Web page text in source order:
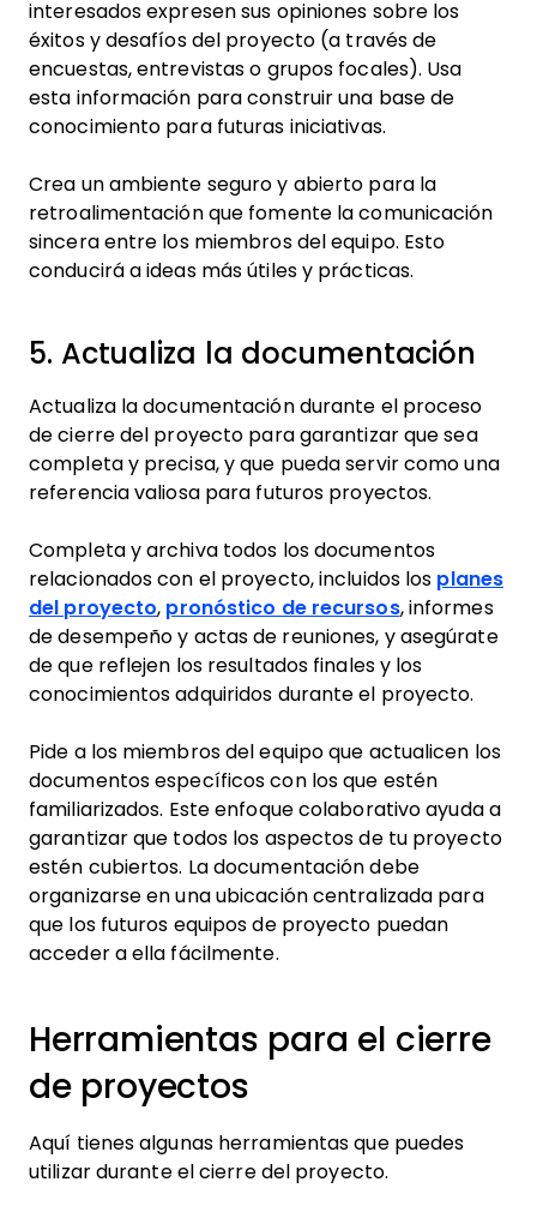
interesados expresen sus opiniones sobre los
éxitos y desafíos del proyecto (a través de
encuestas, entrevistas o grupos focales). Usa
esta información para construir una base de
conocimiento para futuras iniciativas.
Crea un ambiente seguro y abierto para la
retroalimentación que fomente la comunicación
sincera entre los miembros del equipo. Esto
conducirá a ideas más útiles y prácticas.
5. Actualiza la documentación
Actualiza la documentación durante el proceso
de cierre del proyecto para garantizar que sea
completa y precisa, y que pueda servir como una
referencia valiosa para futuros proyectos.
Completa y archiva todos los documentos
relacionados con el proyecto, incluidos los planes
del proyecto, pronóstico de recursos, informes
de desempeño y actas de reuniones, y asegúrate
de que reflejen los resultados finales y los
conocimientos adquiridos durante el proyecto.
Pide a los miembros del equipo que actualicen los
documentos específicos con los que estén
familiarizados. Este enfoque colaborativo ayuda a
garantizar que todos los aspectos de tu proyecto
estén cubiertos. La documentación debe
organizarse en una ubicación centralizada para
que los futuros equipos de proyecto puedan
acceder a ella fácilmente.
Herramientas para el cierre
de proyectos
Aquí tienes algunas herramientas que puedes
utilizar durante el cierre del proyecto.